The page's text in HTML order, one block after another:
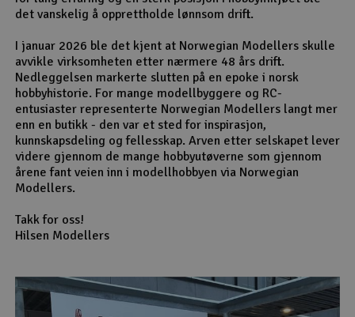
det vanskelig å opprettholde lønnsom drift.
I januar 2026 ble det kjent at Norwegian Modellers skulle
avvikle virksomheten etter nærmere 48 års drift.
Nedleggelsen markerte slutten på en epoke i norsk
hobbyhistorie. For mange modellbyggere og RC-
entusiaster representerte Norwegian Modellers langt mer
enn en butikk - den var et sted for inspirasjon,
kunnskapsdeling og fellesskap. Arven etter selskapet lever
videre gjennom de mange hobbyutøverne som gjennom
årene fant veien inn i modellhobbyen via Norwegian
Modellers.
Takk for oss!
Hilsen Modellers